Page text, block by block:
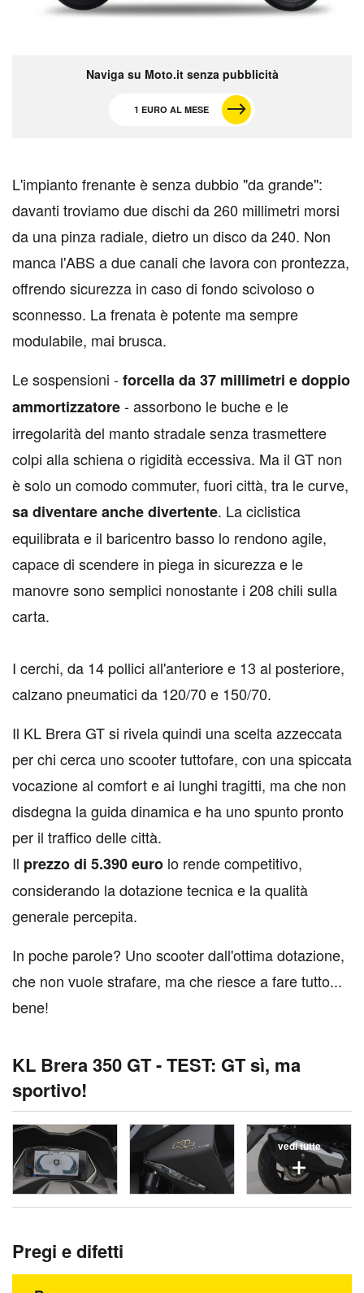
Naviga su Moto.it senza pubblicità
1 EURO AL MESE
L'impianto frenante è senza dubbio "da grande":
davanti troviamo due dischi da 260 millimetri morsi
da una pinza radiale, dietro un disco da 240. Non
manca l'ABS a due canali che lavora con prontezza,
offrendo sicurezza in caso di fondo scivoloso o
sconnesso. La frenata è potente ma sempre
modulabile, mai brusca.
Le sospensioni -forcella da 37 millimetri e doppio
ammortizzatore- assorbono le buche e le
irregolarità del manto stradale senza trasmettere
colpi alla schiena o rigidità eccessiva. Ma il GT non
è solo un comodo commuter, fuori città, tra le curve,
sa diventare anche divertente. La ciclistica
equilibrata e il baricentro basso lo rendono agile,
capace di scendere in piega in sicurezza e le
manovre sono semplici nonostante i 208 chili sulla
carta.
I cerchi, da 14 pollici all'anteriore e 13 al posteriore,
calzano pneumatici da 120/70 e 150/70.
Il KL Brera GT si rivela quindi una scelta azzeccata
per chi cerca uno scooter tuttofare, con una spiccata
vocazione al comfort e ai lunghi tragitti, ma che non
disdegna la guida dinamica e ha uno spunto pronto
per il traffico delle città.
Il prezzo di 5.390 euro lo rende competitivo,
considerando la dotazione tecnica e la qualità
generale percepita.
In poche parole? Uno scooter dall'ottima dotazione,
che non vuole strafare, ma che riesce a fare tutto...
bene!
KL Brera 350 GT - TEST: GT sì, ma
sportivo!
vedi tutte
Pregi e difetti